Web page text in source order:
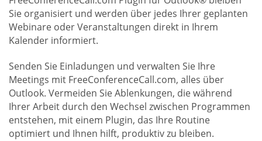
Sie organisiert und werden über jedes Ihrer geplanten
Webinare oder Veranstaltungen direkt in Ihrem
Kalender informiert.
Senden Sie Einladungen und verwalten Sie Ihre
Meetings mit FreeConferenceCall.com, alles über
Outlook. Vermeiden Sie Ablenkungen, die während
Ihrer Arbeit durch den Wechsel zwischen Programmen
entstehen, mit einem Plugin, das Ihre Routine
optimiert und Ihnen hilft, produktiv zu bleiben.